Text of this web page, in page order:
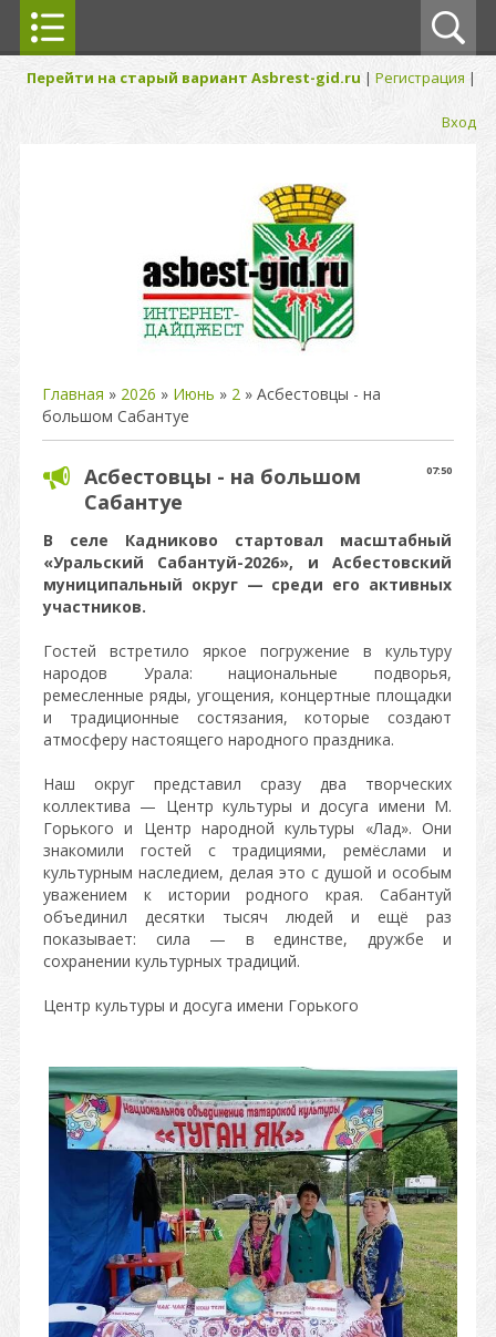
Перейти на старый вариант Asbrest-gid.ru | Регистрация |
Вход
Главная » 2026 » Июнь » 2 » Асбестовцы - на
большом Сабантуе
07:50
Асбестовцы - на большом
Сабантуе
В селе Кадниково стартовал масштабный
«Уральский Сабантуй-2026», и Асбестовский
муниципальный округ — среди его активных
участников.
Гостей встретило яркое погружение в культуру
народов Урала: национальные подворья,
ремесленные ряды, угощения, концертные площадки
и традиционные состязания, которые создают
атмосферу настоящего народного праздника.
Наш округ представил сразу два творческих
коллектива — Центр культуры и досуга имени М.
Горького и Центр народной культуры «Лад». Они
знакомили гостей с традициями, ремёслами и
культурным наследием, делая это с душой и особым
уважением к истории родного края. Сабантуй
объединил десятки тысяч людей и ещё раз
показывает: сила — в единстве, дружбе и
сохранении культурных традиций.
Центр культуры и досуга имени Горького